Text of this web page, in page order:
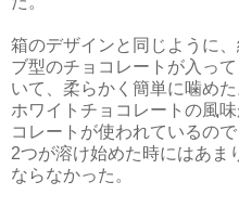
箱のデザインと同じように
ブ型のチョコレートが入って
いて、柔らかく簡単に噛めた
ホワイトチョコレートの風
コレートが使われているので
2つが溶け始めた時にはあま
ならなかった。